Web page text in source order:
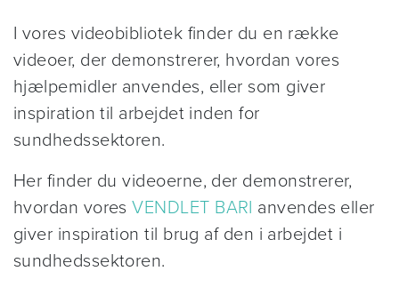
I vores videobibliotek finder du en række
videoer, der demonstrerer, hvordan vores
hjælpemidler anvendes, eller som giver
inspiration til arbejdet inden for
sundhedssektoren.
Her finder du videoerne, der demonstrerer,
hvordan voresVENDLET BARI anvendes eller
giver inspiration til brug af den i arbejdet i
sundhedssektoren.